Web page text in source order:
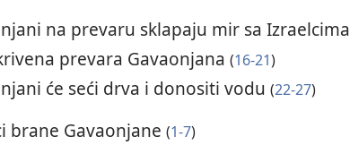
na prevaru sklapaju mir sa Izraelcima
prevara Gavaonjana (16-21)
će seći drva i donositi vodu (22-27)
brane Gavaonjane (1-7)